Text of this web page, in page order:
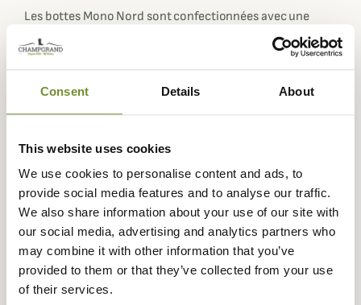
Consent Details About
This website uses cookies
We use cookies to personalise content and ads, to
provide social media features and to analyse our traffic.
We also share information about your use of our site with
our social media, advertising and analytics partners who
may combine it with other information that you’ve
provided to them or that they’ve collected from your use
of their services.
Les bottes Mono Nord sont confectionnées avec une
doublure en néoprène d'une épaisseur de 3mm qui
permet de rester au chaud jusqu'à -15°C. Afin de garantir
la solidité de la doublure et éviter les frotements, les
bottes disposent d'un empiécement en cuir au niveau du
talon.
Ces bottes Mono Nord Arxus sont conçues pour réaliser
semelles Arxus X-pattern pour obtenir un excellent
confort, une adhérence parfaite... Pour plus de confort, la
semelle intérieure est une semelle EVA qui permet
d'amortir les chocs.
Fiche technique
Hauteur de Tige